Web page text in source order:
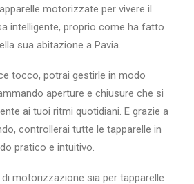
motorizzate per vivere il
intelligente, proprio come ha fatto
sua abitazione a Pavia.
tocco, potrai gestirle in modo
aperture e chiusure che si
ai tuoi ritmi quotidiani. E grazie a
controllerai tutte le tapparelle in
pratico e intuitivo.
motorizzazione sia per tapparelle